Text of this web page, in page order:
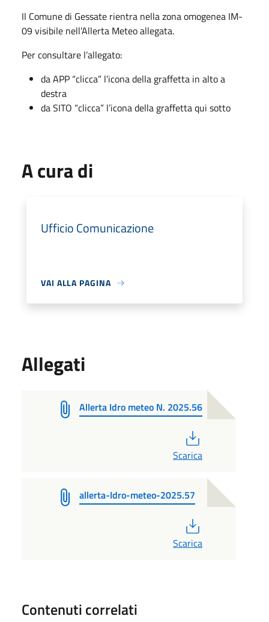
Il Comune di Gessate rientra nella zona omogenea IM-
09 visibile nell’Allerta Meteo allegata.
Per consultare l’allegato:
da APP “clicca” l’icona della graffetta in alto a
destra
da SITO “clicca” l’icona della graffetta qui sotto
A cura di
Ufficio Comunicazione
VAI ALLA PAGINA
Allegati
Allerta Idro meteo N. 2025.56
Scarica
allerta-Idro-meteo-2025.57
Scarica
Contenuti correlati